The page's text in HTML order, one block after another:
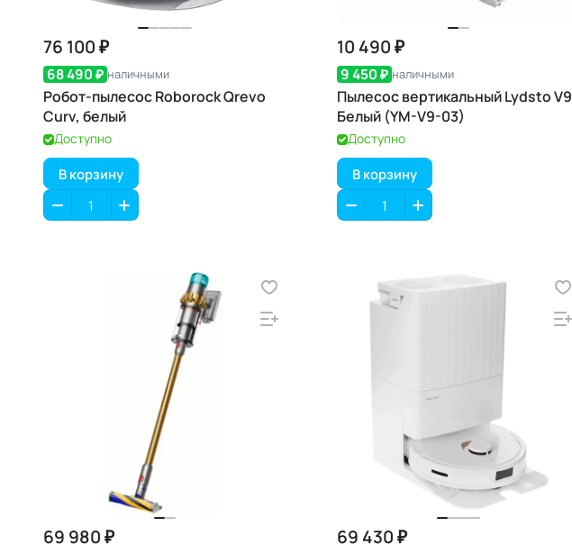
76 100 ₽
68 490 ₽ наличными
Робот-пылесос Roborock Qrevo
Curv, белый
Доступно
В корзину
10 490 ₽
9 450 ₽ наличными
Пылесос вертикальный Lydsto V9
Белый (YM-V9-03)
Доступно
В корзину
69 980 ₽ 69 430 ₽